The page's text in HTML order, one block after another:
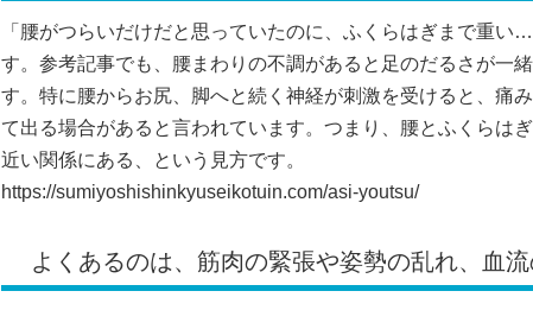
「腰がつらいだけだと思っていたのに、ふくらはぎまで重
す。参考記事でも、腰まわりの不調があると足のだるさが一
す。特に腰からお尻、脚へと続く神経が刺激を受けると、痛
て出る場合があると言われています。つまり、腰とふくらは
近い関係にある、という見方です。
https://sumiyoshishinkyuseikotuin.com/asi-youtsu/
よくあるのは、筋肉の緊張や姿勢の乱れ、血